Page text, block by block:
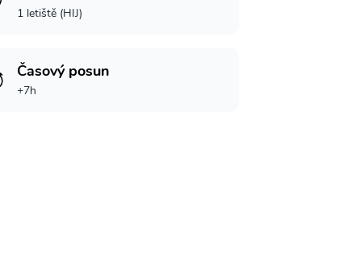
1 letiště (HIJ)
Časový posun
+7h